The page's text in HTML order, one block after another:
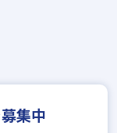
集中